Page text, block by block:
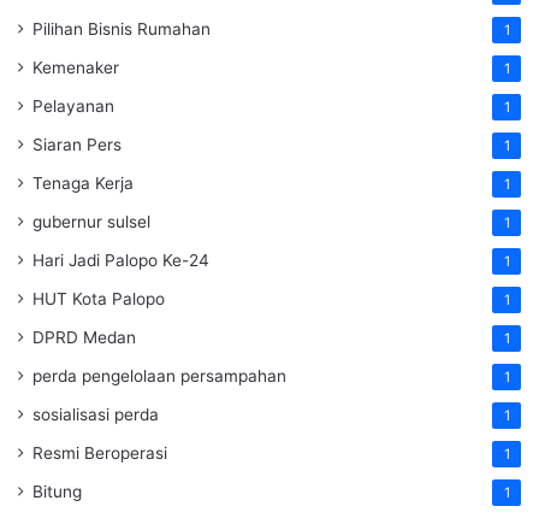
Pilihan Bisnis Rumahan 1
Kemenaker 1
Pelayanan 1
Siaran Pers 1
Tenaga Kerja 1
gubernur sulsel 1
Hari Jadi Palopo Ke-24 1
HUT Kota Palopo 1
DPRD Medan 1
perda pengelolaan persampahan 1
sosialisasi perda 1
Resmi Beroperasi 1
Bitung 1